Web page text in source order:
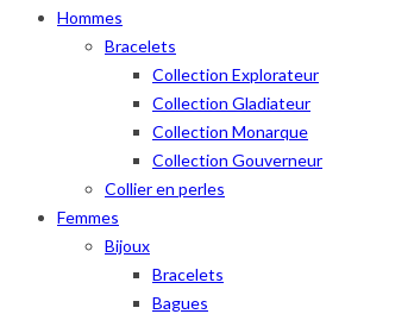
Hommes
Bracelets
Collection Explorateur
Collection Gladiateur
Collection Monarque
Collection Gouverneur
Collier en perles
Femmes
Bijoux
Bracelets
Bagues